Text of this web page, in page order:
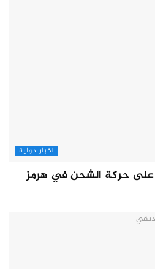
اخبار دولية
حركة الشحن في هرمز